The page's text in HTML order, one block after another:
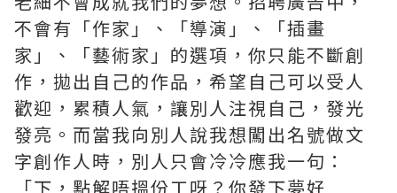
不會有「作家」、「導演」、「插畫
家」、「藝術家」的選項，你只能不斷創
作，拋出自己的作品，希望自己可以受人
歡迎，累積人氣，讓別人注視自己，發光
發亮。而當我向別人說我想闖出名號做文
字創作人時，別人只會冷冷應我一句：
「下，點解唔搵份工呀？你發下夢好